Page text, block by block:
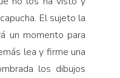
El sujeto la
un momento para
lea y firme una
los dibujos